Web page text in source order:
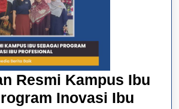
Resmi Kampus Ibu
Inovasi Ibu